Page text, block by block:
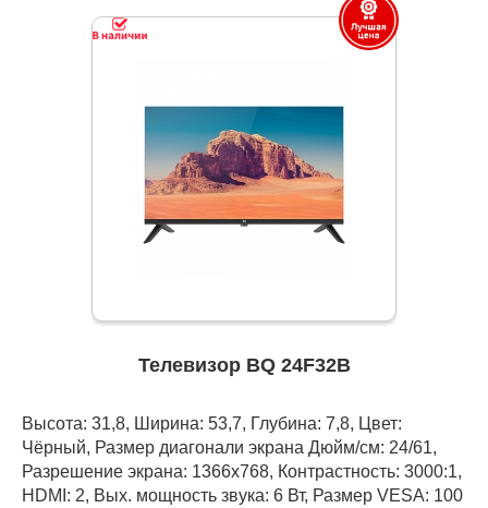
Телевизор BQ 24F32B
Высота: 31,8, Ширина: 53,7, Глубина: 7,8, Цвет:
Чёрный, Размер диагонали экрана Дюйм/см: 24/61,
Разрешение экрана: 1366x768, Контрастность: 3000:1,
HDMI: 2, Вых. мощность звука: 6 Вт, Размер VESA: 100